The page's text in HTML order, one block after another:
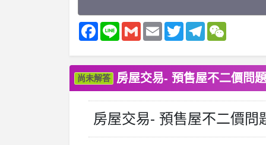
Facebook
Line Gmail Email TwitterTelegram
尚未解答 房屋交易- 預售屋不二價問題
房屋交易- 預售屋不二價問